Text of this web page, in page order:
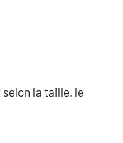
la taille, le